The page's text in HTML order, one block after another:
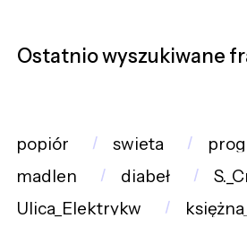
Ostatnio wyszukiwane
popiór swieta
madlen
diabeł
Ulica_Elektrykw